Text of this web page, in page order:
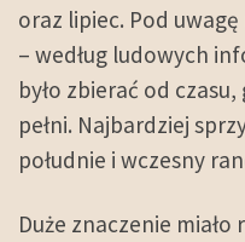
oraz lipiec. Pod
– według ludowych
było zbierać od
pełni. Najbardziej
południe i wczesny
Duże znaczenie